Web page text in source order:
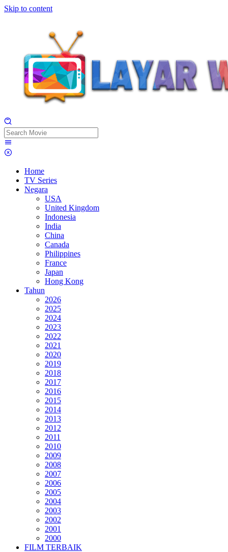
Skip to content
Home
TV Series
Negara
USA
United Kingdom
Indonesia
India
China
Canada
Philippines
France
Japan
Hong Kong
Tahun
2026
2025
2024
2023
2022
2021
2020
2019
2018
2017
2016
2015
2014
2013
2012
2011
2010
2009
2008
2007
2006
2005
2004
2003
2002
2001
2000
FILM TERBAIK